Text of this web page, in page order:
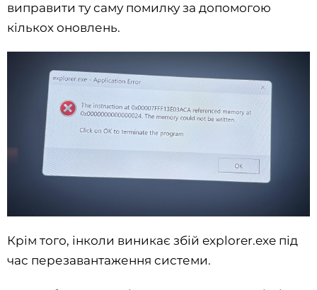
виправити ту саму помилку за допомогою
кількох оновлень.
Крім того, інколи виникає збій explorer.exe під
час перезавантаження системи.